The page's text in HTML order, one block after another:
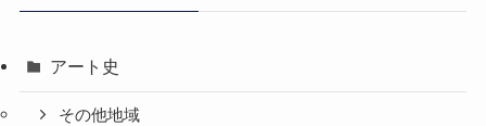
アート史
その他地域